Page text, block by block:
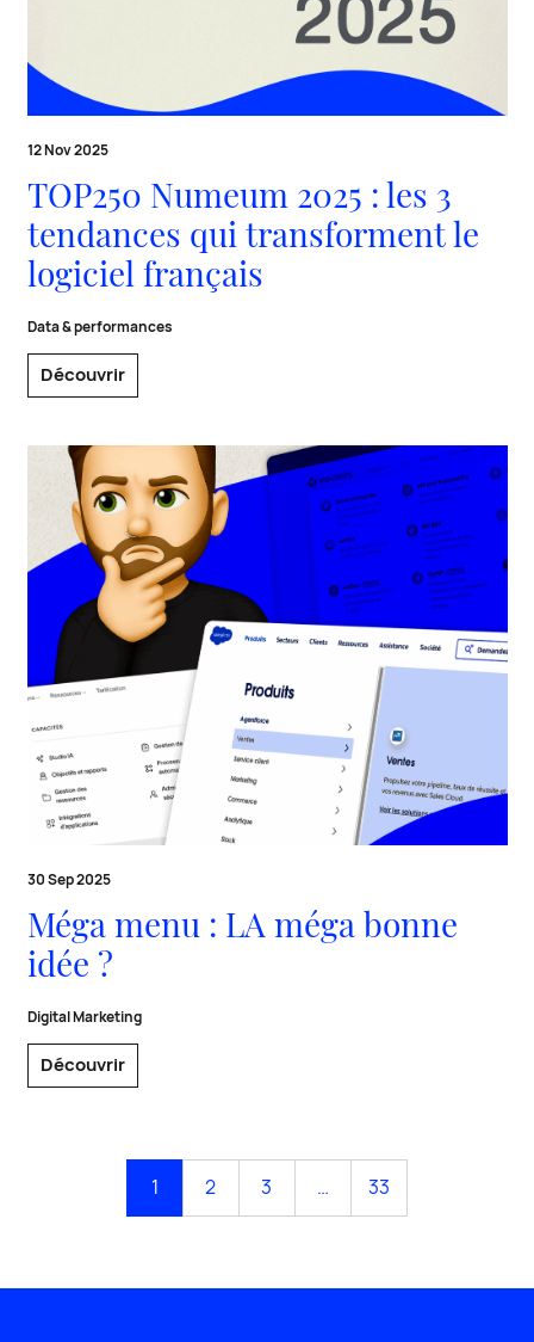
12 Nov 2025
TOP250 Numeum 2025 : les 3
tendances qui transforment le
logiciel français
Data & performances
Découvrir
30 Sep 2025
Méga menu : LA méga bonne
idée ?
Digital Marketing
Découvrir
1 2 3 … 33